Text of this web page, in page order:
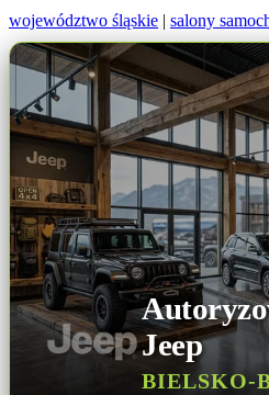
województwo śląskie | salony
Jeep
BIELSKO-